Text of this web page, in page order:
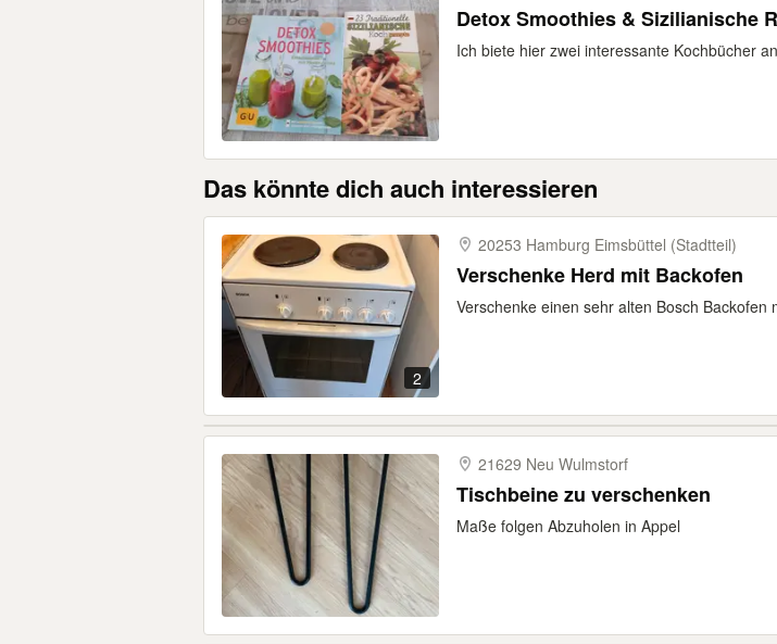
Detox Smoothies & Sizilianische
Ich biete hier zwei interessante Kochbücher
Das könnte dich auch interessieren
2
20253 Hamburg Eimsbüttel (Stadtteil)
Verschenke Herd mit Backofen
Verschenke einen sehr alten Bosch
21629 Neu Wulmstorf
Tischbeine zu verschenken
Maße folgen Abzuholen in Appel